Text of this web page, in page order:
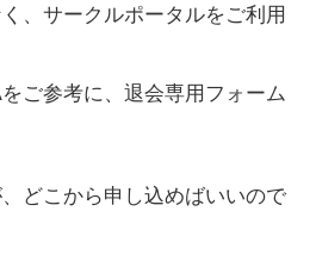
、サークルポータルをご利用
ご参考に、退会専用フォーム
どこから申し込めばいいので